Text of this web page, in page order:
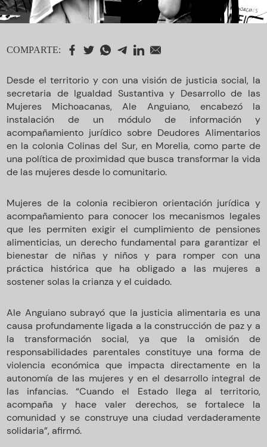
COMPARTE:
Desde el territorio y con una visión de justicia social, la
secretaria de Igualdad Sustantiva y Desarrollo de las
Mujeres Michoacanas, Ale Anguiano, encabezó la
instalación de un módulo de información y
acompañamiento jurídico sobre Deudores Alimentarios
en la colonia Colinas del Sur, en Morelia, como parte de
una política de proximidad que busca transformar la vida
de las mujeres desde lo comunitario.
Mujeres de la colonia recibieron orientación jurídica y
acompañamiento para conocer los mecanismos legales
que les permiten exigir el cumplimiento de pensiones
alimenticias, un derecho fundamental para garantizar el
bienestar de niñas y niños y para romper con una
práctica histórica que ha obligado a las mujeres a
sostener solas la crianza y el cuidado.
Ale Anguiano subrayó que la justicia alimentaria es una
causa profundamente ligada a la construcción de paz y a
la transformación social, ya que la omisión de
responsabilidades parentales constituye una forma de
violencia económica que impacta directamente en la
autonomía de las mujeres y en el desarrollo integral de
las infancias. “Cuando el Estado llega al territorio,
acompaña y hace valer derechos, se fortalece la
comunidad y se construye una ciudad verdaderamente
solidaria”, afirmó.